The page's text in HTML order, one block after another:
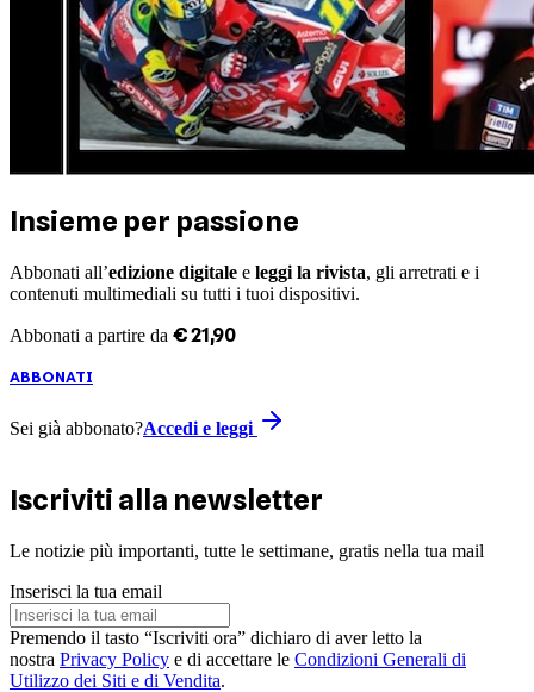
Insieme per passione
Abbonati all’edizione digitale e leggi la rivista, gli arretrati e i
contenuti multimediali su tutti i tuoi dispositivi.
Abbonati a partire da €21,90
ABBONATI
Sei già abbonato?Accedi e leggi
Iscriviti alla newsletter
Le notizie più importanti, tutte le settimane, gratis nella tua mail
Inserisci la tua email
Premendo il tasto “Iscriviti ora” dichiaro di aver letto la
nostra Privacy Policy e di accettare le Condizioni Generali di
Utilizzo dei Siti e di Vendita.